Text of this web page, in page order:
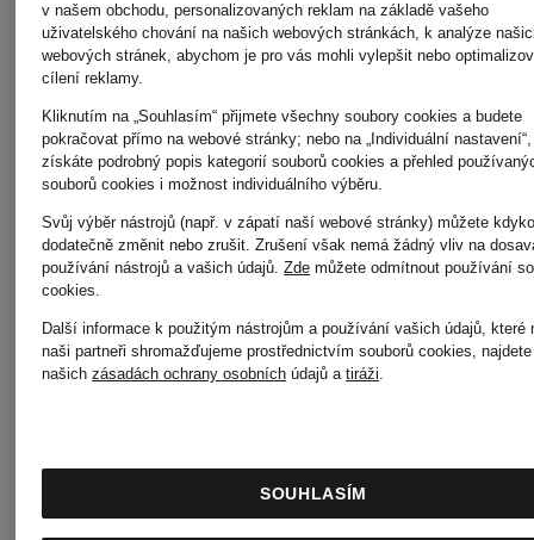
OPUS
7/8
kalhoty
MYHA
EDIT
2 370 Kč
OPUS
Pletené
tričko
PIMOTA
2 100
v našem obchodu, personalizovaných reklam na základě vašeho
uživatelského chování na našich webových stránkách, k analýze
webových stránek, abychom je pro vás mohli vylepšit nebo
cílení reklamy.
Kliknutím na „Souhlasím“ přijmete všechny soubory cookies a budete
pokračovat přímo na webové stránky; nebo na „Individuální
získáte podrobný popis kategorií souborů cookies a přehled
souborů cookies i možnost individuálního výběru.
Svůj výběr nástrojů (např. v zápatí naší webové stránky) můžete
dodatečně změnit nebo zrušit. Zrušení však nemá žádný vliv na
používání nástrojů a vašich údajů.Zde můžete odmítnout používání
cookies.
Další informace k použitým nástrojům a používání vašich údajů, které
naši partneři shromažďujeme prostřednictvím souborů cookies,
našichzásadách ochrany osobních údajů atiráži.
SOUHLASÍM